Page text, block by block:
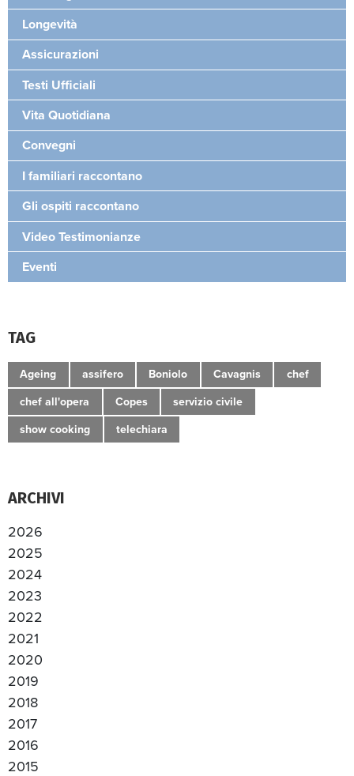
Longevità
Assicurazioni
Testi Ufficiali
Vita Quotidiana
Convegni
I familiari raccontano
Gli ospiti raccontano
Video Testimonianze
Eventi
TAG
Ageing assifero Boniolo Cavagnis chef
chef all'opera Copes servizio civile
show cooking telechiara
ARCHIVI
2026
2025
2024
2023
2022
2021
2020
2019
2018
2017
2016
2015